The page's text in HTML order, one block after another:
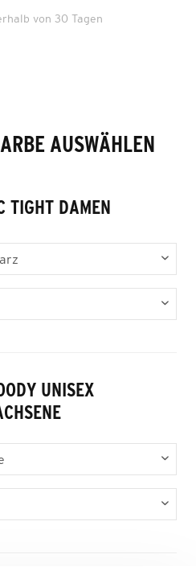
von 30 Tagen
AUSWÄHLEN
TIGHT DAMEN
UNISEX